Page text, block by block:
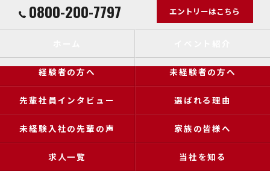
0800-200-7797 エントリーはこちら
経験者の方へ 未経験者の方へ
先輩社員インタビュー 選ばれる理由
未経験入社の先輩の声 家族の皆様へ
求人一覧 当社を知る